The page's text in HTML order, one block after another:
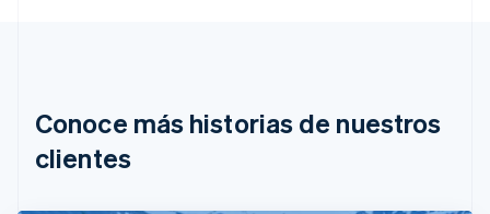
Conoce más historias de nuestros
clientes
Bulgaria
English
Canadá